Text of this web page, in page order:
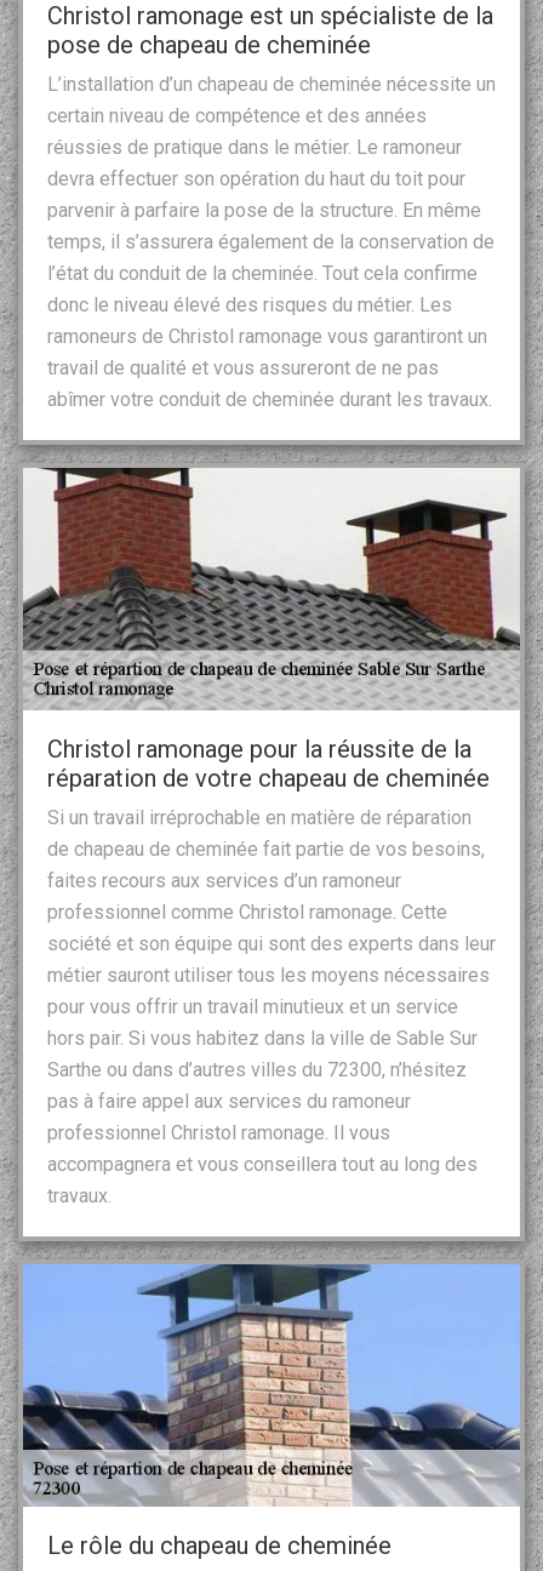
Christol ramonage est un spécialiste de la
pose de chapeau de cheminée
L’installation d’un chapeau de cheminée nécessite un
certain niveau de compétence et des années
réussies de pratique dans le métier. Le ramoneur
devra effectuer son opération du haut du toit pour
parvenir à parfaire la pose de la structure. En même
temps, il s’assurera également de la conservation de
l’état du conduit de la cheminée. Tout cela confirme
donc le niveau élevé des risques du métier. Les
ramoneurs de Christol ramonage vous garantiront un
travail de qualité et vous assureront de ne pas
abîmer votre conduit de cheminée durant les travaux.
Christol ramonage pour la réussite de la
réparation de votre chapeau de cheminée
Si un travail irréprochable en matière de réparation
de chapeau de cheminée fait partie de vos besoins,
faites recours aux services d’un ramoneur
professionnel comme Christol ramonage. Cette
société et son équipe qui sont des experts dans leur
métier sauront utiliser tous les moyens nécessaires
pour vous offrir un travail minutieux et un service
hors pair. Si vous habitez dans la ville de Sable Sur
Sarthe ou dans d’autres villes du 72300, n’hésitez
pas à faire appel aux services du ramoneur
professionnel Christol ramonage. Il vous
accompagnera et vous conseillera tout au long des
travaux.
Le rôle du chapeau de cheminée